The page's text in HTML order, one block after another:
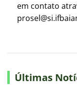
em contato
Últimas